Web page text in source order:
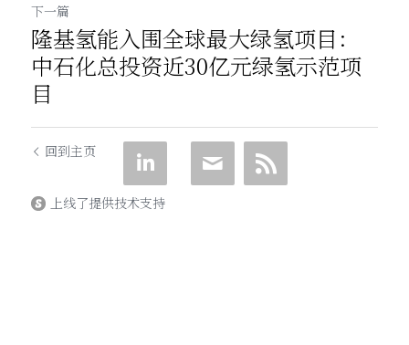
下一篇
隆基氢能入围全球最大绿氢项目：
中石化总投资近30亿元绿氢示范项
目
回到主页
上线了提供技术支持